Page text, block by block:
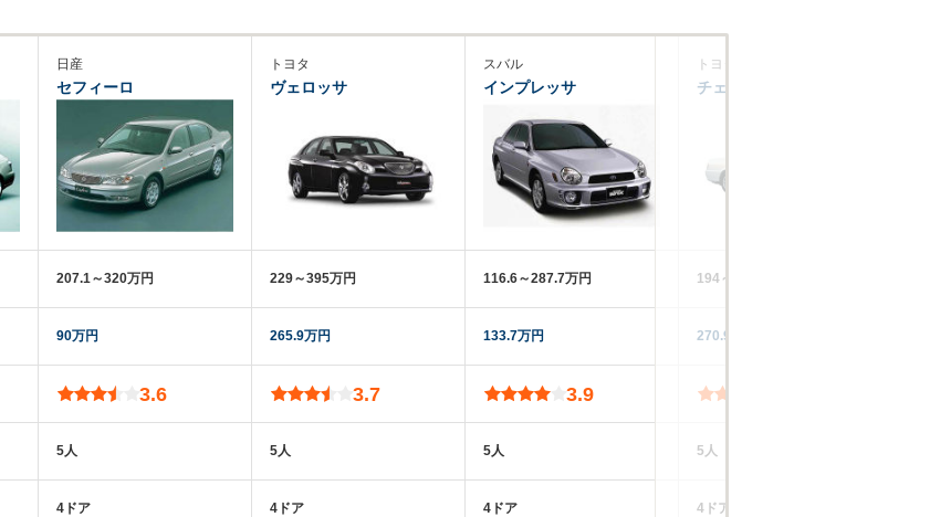
日産
セフィーロ
207.1～320万円
90万円
3.6
5人
4ドア
トヨタ
ヴェロッサ
229～395万円
265.9万円
3.7
5人
4ドア
スバル
インプレッサ
116.6～287.7万円
133.7万円
3.9
5人
4ドア
トヨタ
チェイサー
194～347万円
270.9万円
5人
4ドア